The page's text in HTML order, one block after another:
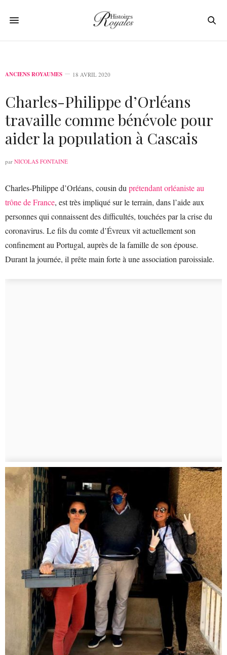
ANCIENS ROYAUMES 18 AVRIL 2020
Charles-Philippe d’Orléans
travaille comme bénévole pour
aider la population à Cascais
par NICOLAS FONTAINE
Charles-Philippe d’Orléans, cousin du prétendant orléaniste au
trône de France, est très impliqué sur le terrain, dans l’aide aux
personnes qui connaissent des difficultés, touchées par la crise du
coronavirus. Le fils du comte d’Évreux vit actuellement son
confinement au Portugal, auprès de la famille de son épouse.
Durant la journée, il prête main forte à une association paroissiale.